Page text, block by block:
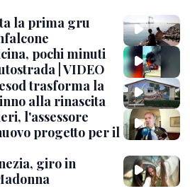
la prima gru
pochi minuti
| VIDEO
trasforma la
alla rinascita
l'assessore
progetto per il
giro in